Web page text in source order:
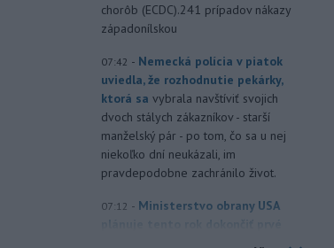
chorôb (ECDC).241 prípadov nákazy
západonílskou
07:42 - Nemecká polícia v piatok
uviedla, že rozhodnutie pekárky,
ktorá sa vybrala navštíviť svojich
dvoch stálych zákazníkov - starší
manželský pár - po tom, čo sa u nej
niekoľko dní neukázali, im
pravdepodobne zachránilo život.
07:12 - Ministerstvo obrany USA